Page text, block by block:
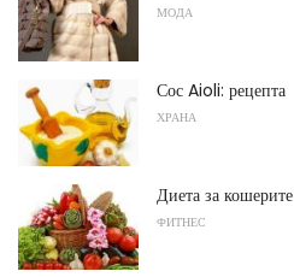
МОДА
Сос Aioli: рецепта
ХРАНА
Диета за кошерите
ФИТНЕС